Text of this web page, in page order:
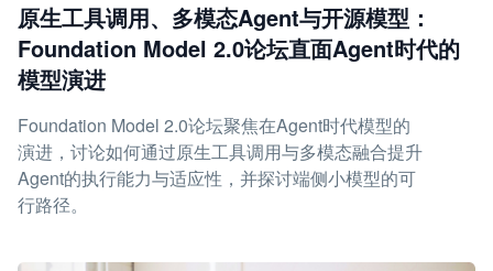
原生工具调用、多模态Agent与开源模型：
Foundation Model 2.0论坛直面Agent时代的
模型演进
Foundation Model 2.0论坛聚焦在Agent时代模型的
演进，讨论如何通过原生工具调用与多模态融合提升
Agent的执行能力与适应性，并探讨端侧小模型的可
行路径。